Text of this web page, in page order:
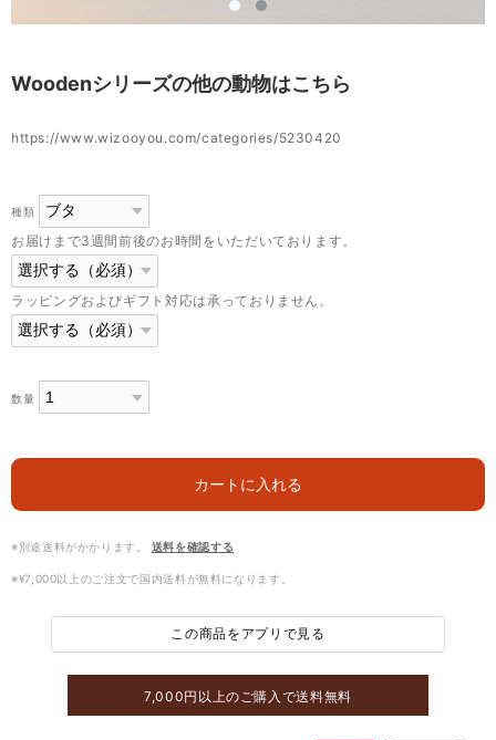
Woodenシリーズの他の動物はこちら
https://www.wizooyou.com/categories/5230420
種類
お届けまで3週間前後のお時間をいただいております。
ラッピングおよびギフト対応は承っておりません。
数量
カートに入れる
※別途送料がかかります。 送料を確認する
※¥7,000以上のご注文で国内送料が無料になります。
この商品をアプリで見る
7,000円以上のご購入で送料無料